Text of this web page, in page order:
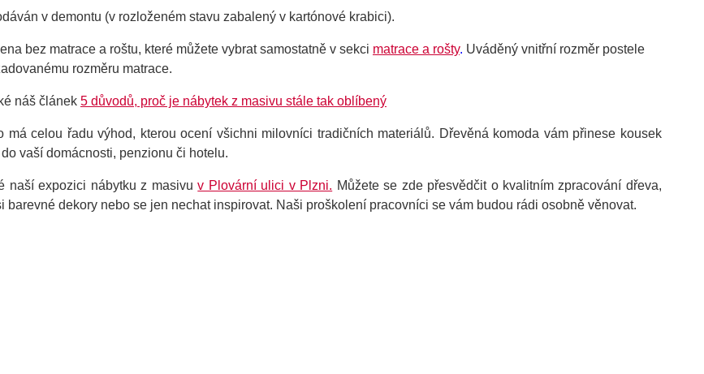
v demontu (v rozloženém stavu zabalený v kartónové krabici).
bez matrace a roštu, které můžete vybrat samostatně v sekci matrace a rošty. Uváděný vnitřní rozměr postele
rozměru matrace.
náš článek 5 důvodů, proč je nábytek z masivu stále tak oblíbený
má celou řadu výhod, kterou ocení všichni milovníci tradičních materiálů. Dřevěná komoda vám přinese kousek
vaší domácnosti, penzionu či hotelu.
naší expozici nábytku z masivuv Plovární ulici v Plzni. Můžete se zde přesvědčit o kvalitním zpracování dřeva,
barevné dekory nebo se jen nechat inspirovat. Naši proškolení pracovníci se vám budou rádi osobně věnovat.